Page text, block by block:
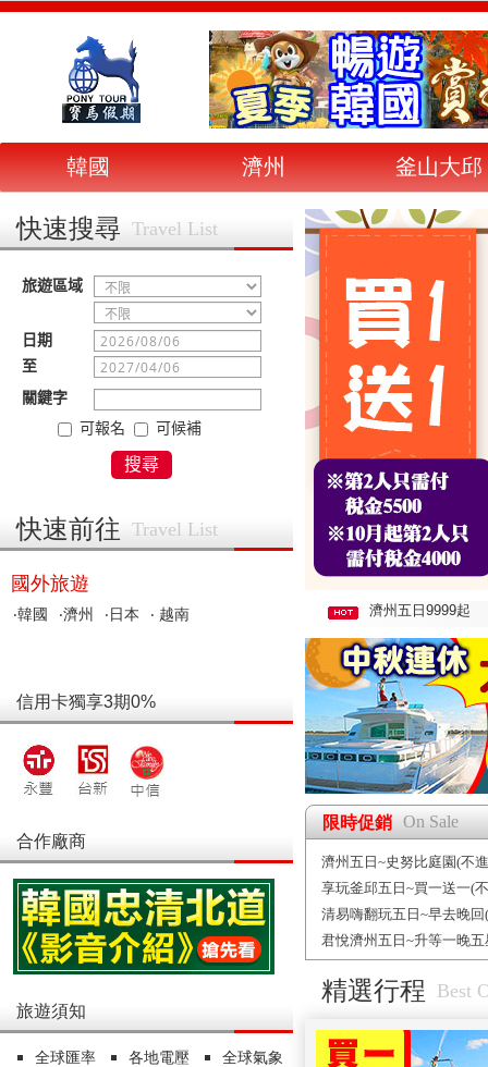
韓國 濟州 釜山大邱
快速搜尋 Travel List
快速前往 Travel List
國外旅遊
‧韓國 ‧濟州 ‧日本 ‧ 越南
信用卡獨享3期0%
合作廠商
旅遊須知
全球匯率 各地電壓
全球氣象
濟州五日9999起
限時促銷 On Sale
濟州五日~史努比庭園(不
享玩釜邱五日~買一送一(
清易嗨翻玩五日~早去晚
君悅濟州五日~升等一晚
精選行程 Best